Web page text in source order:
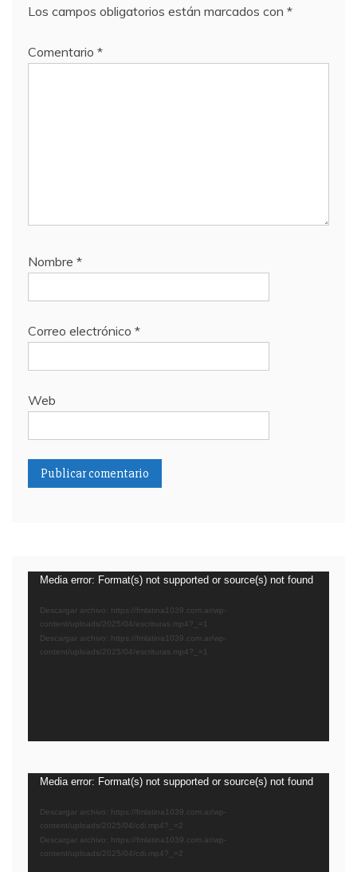
Los campos obligatorios están marcados con *
Comentario *
Nombre *
Correo electrónico *
Web
Reproductor
video
Media error: Format(s) not supported or source(s) not found
Descargar archivo: https://fmlatina1039.com.ar/wp-
content/uploads/2025/04/escrituras.mp4?_=1
Descargar archivo: https://fmlatina1039.com.ar/wp-
content/uploads/2025/04/escrituras.mp4?_=1
Reproductor
video
Media error: Format(s) not supported or source(s) not found
Descargar archivo: https://fmlatina1039.com.ar/wp-
content/uploads/2025/04/cdi.mp4?_=2
Descargar archivo: https://fmlatina1039.com.ar/wp-
content/uploads/2025/04/cdi.mp4?_=2